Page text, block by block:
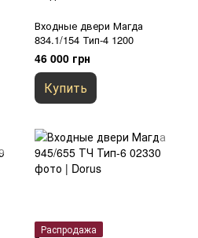
Входные двери Магда
834.1/154 Тип-4 1200
46 000 грн
Купить
Распродажа